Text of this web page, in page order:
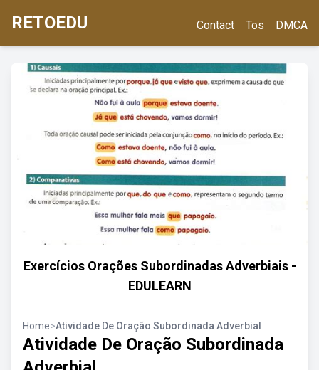
RETOEDU Contact Tos DMCA
Exercícios Orações Subordinadas Adverbiais -
EDULEARN
Home>Atividade De Oração Subordinada Adverbial
Atividade De Oração Subordinada